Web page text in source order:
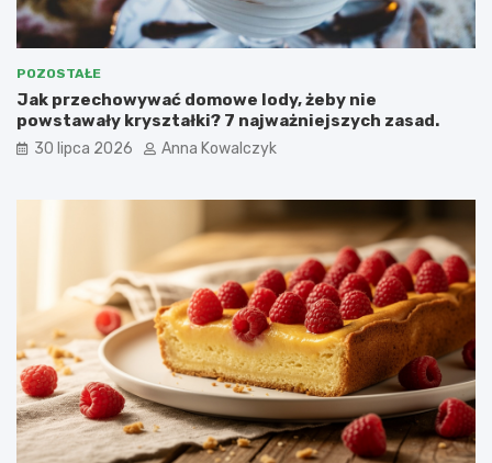
POZOSTAŁE
Jak przechowywać domowe lody, żeby nie
powstawały kryształki? 7 najważniejszych zasad.
30 lipca 2026 Anna Kowalczyk